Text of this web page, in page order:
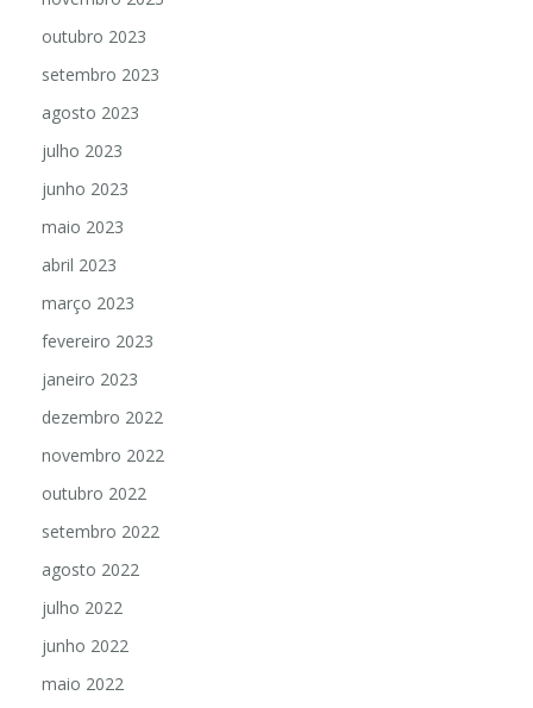
outubro 2023
setembro 2023
agosto 2023
julho 2023
junho 2023
maio 2023
abril 2023
março 2023
fevereiro 2023
janeiro 2023
dezembro 2022
novembro 2022
outubro 2022
setembro 2022
agosto 2022
julho 2022
junho 2022
maio 2022